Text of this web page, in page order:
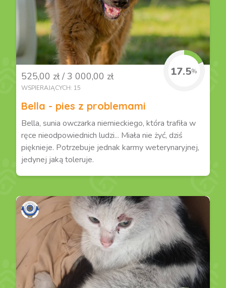
525,00 zł / 3 000,00 zł
WSPIERAJĄCYCH: 15
17.5%
Bella - pies z problemami
Bella, sunia owczarka niemieckiego, która trafiła w
ręce nieodpowiednich ludzi... Miała nie żyć, dziś
pięknieje. Potrzebuje jednak karmy weterynaryjnej,
jedynej jaką toleruje.